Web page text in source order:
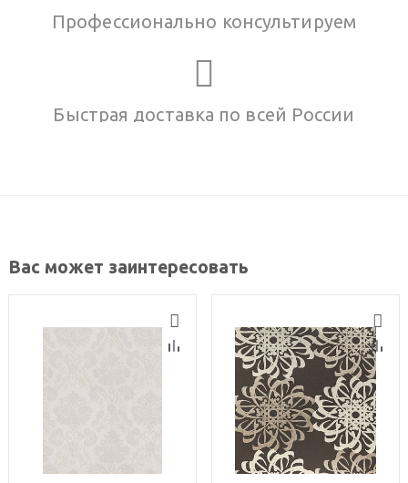
Профессионально консультируем
Быстрая доставка по всей России
Вас может заинтересовать